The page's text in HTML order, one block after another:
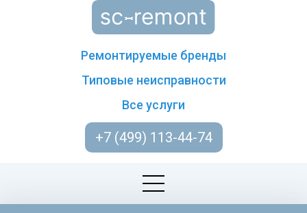
Ремонтируемые бренды
Типовые неисправности
Все услуги
+7 (499) 113-44-74